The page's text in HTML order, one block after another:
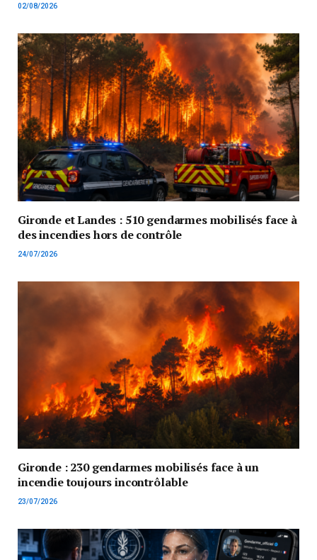
02/08/2026
Gironde et Landes : 510 gendarmes mobilisés face à
des incendies hors de contrôle
24/07/2026
Gironde : 230 gendarmes mobilisés face à un
incendie toujours incontrôlable
23/07/2026